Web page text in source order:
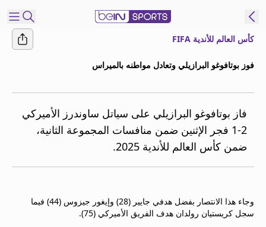
النسخة
MENA
إدارة
قائمة
النشرة
كأس العالم للأندية FIFA
فوز بوتافوغو البرازيلي وتعادل مواطنه بالميراس
فاز بوتافوغو البرازيلي على سياتل ساوندرز الأميركي
2-1 فجر الإثنين ضمن منافسات المجموعة الثانية،
ضمن كأس العالم للأندية 2025.
وجاء هذا الانتصار بفضل هدفي جايير (28) وإيغور جيزوس (44) فيما
سجل كريستيان رولدان هدف الفريق الأميركي (75).